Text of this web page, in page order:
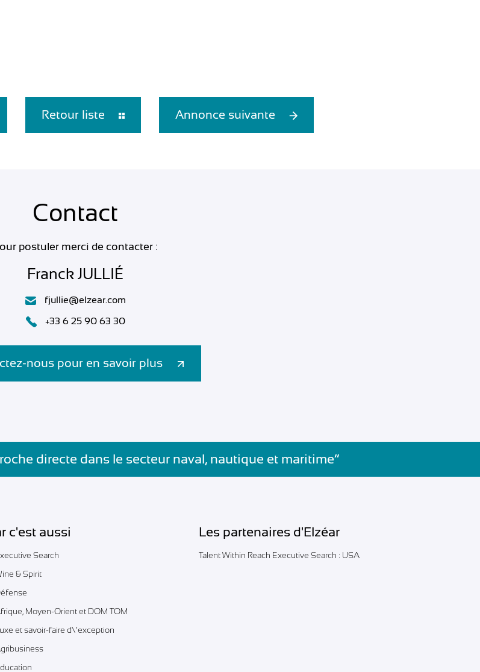
Retour liste Annonce suivante
Contact
postuler merci de contacter :
Franck JULLIÉ
fjullie@elzear.com
+33 6 25 90 63 30
nous pour en savoir plus
directe dans le secteur naval, nautique et maritime”
c'est aussi
Search
& Spirit
Moyen-Orient et DOM TOM
et savoir-faire d\’exception
Les partenaires d'Elzéar
Talent Within Reach Executive Search : USA